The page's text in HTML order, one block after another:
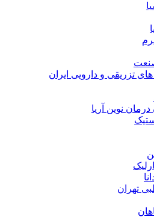
تزریقی و دارویی ایران
نوین آریا
تهران